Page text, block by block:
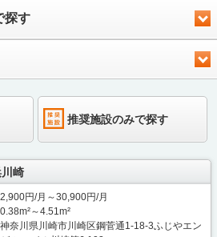
探す
推奨施設のみで探す
崎
2,900円/月～30,900円/月
0.38m²～4.51m²
神奈川県川崎市川崎区鋼菅通1-18-3ふじやエン